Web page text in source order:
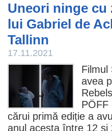
Uneori ninge cu
lui Gabriel de
Tallinn
17.11.2021
Filmul
avea
PÖFF
cărui primă ediție a
anul acesta între 12 și